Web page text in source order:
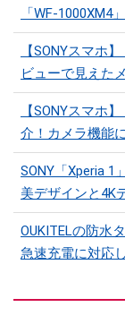
「WF-1000XM4
【SONYスマホ
ビューで見えた
【SONYスマホ
介！カメラ機能
SONY「Xperia 1
美デザインと4K
OUKITELの防水
急速充電に対応